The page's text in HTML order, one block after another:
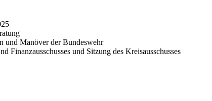
und Manöver der Bundeswehr
Finanzausschusses und Sitzung des Kreisausschusses